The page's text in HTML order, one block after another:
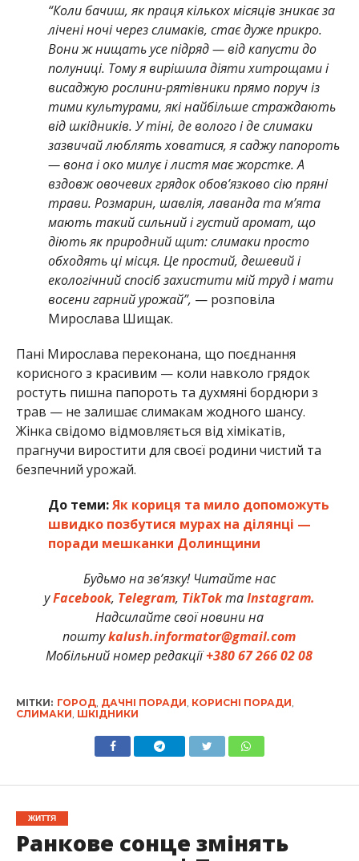
“Коли бачиш, як праця кількох місяців зникає за
лічені ночі через слимаків, стає дуже прикро.
Вони ж нищать усе підряд — від капусти до
полуниці. Тому я вирішила діяти хитрощами і
висаджую рослини-рятівники прямо поруч із
тими культурами, які найбільше страждають
від шкідників. У тіні, де волого і де слимаки
зазвичай люблять ховатися, я саджу папороть
— вона і око милує і листя має жорстке. А
вздовж овочевих грядок обов’язково сію пряні
трави. Розмарин, шавлія, лаванда та м’ята
мають такий сильний і густий аромат, що
діють як природний щит: слимаки просто
обходять ці місця. Це простий, дешевий і
екологічний спосіб захистити мій труд і мати
восени гарний урожай”, — розповіла
Мирослава Шищак.
Пані Мирослава переконана, що поєднання
корисного з красивим — коли навколо грядок
ростуть пишна папороть та духмяні бордюри з
трав — не залишає слимакам жодного шансу.
Жінка свідомо відмовляється від хімікатів,
прагнучи виростити для своєї родини чистий та
безпечний урожай.
До теми: Як кориця та мило допоможуть
швидко позбутися мурах на ділянці —
поради мешканки Долинщини
Будьмо на зв’язку! Читайте нас
уFacebook, Telegram, TikTokтаInstagram.
Надсилайте свої новини на
поштуkalush.informator@gmail.com
Мобільний номер редакції+380 67 266 02 08
МІТКИ: ГОРОД, ДАЧНІ ПОРАДИ КОРИСНІ ПОРАДИ
СЛИМАКИ ШКІДНИКИ
ЖИТТЯ
Ранкове сонце змінять